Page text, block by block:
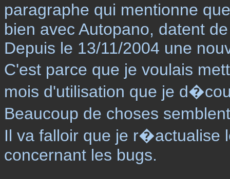
paragraphe qui mentionne
bien avec Autopano, datent
Depuis le 13/11/2004 une
C'est parce que je voulais
mois d'utilisation que je
Beaucoup de choses
Il va falloir que je r�actualise
concernant les bugs.